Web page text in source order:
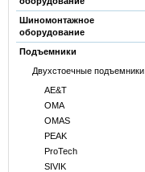
Шиномонтажное
оборудование
Подъемники
Двухстоечные подъемники
AE&T
OMA
OMAS
PEAK
ProTech
SIVIK